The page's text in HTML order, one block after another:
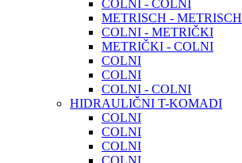
COLNI - COLNI
METRISCH - METRISCH
COLNI - METRIČKI
METRIČKI - COLNI
COLNI
COLNI
COLNI - COLNI
HIDRAULIČNI T-KOMADI
COLNI
COLNI
COLNI
COLNI